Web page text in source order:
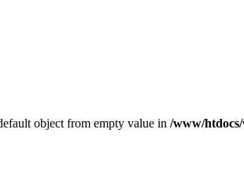
object from empty value in /www/